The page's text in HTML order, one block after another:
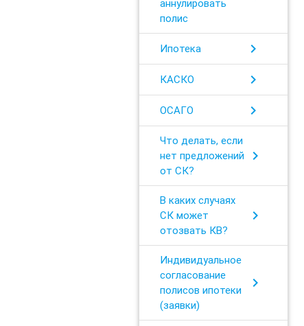
аннулировать
полис
Ипотека chevron_right
КАСКО chevron_right
ОСАГО chevron_right
Что делать, если
нет предложений
от СК?
chevron_right
В каких случаях
СК может
отозвать КВ?
chevron_right
Индивидуальное
согласование
полисов ипотеки
(заявки)
chevron_right